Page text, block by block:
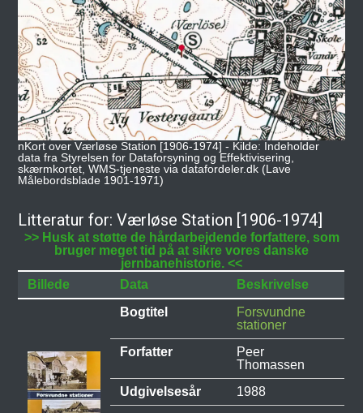
nKort over Værløse Station [1906-1974] - Kilde: Indeholder
data fra Styrelsen for Dataforsyning og Effektivisering,
skærmkortet, WMS-tjeneste via datafordeler.dk (Lave
Målebordsblade 1901-1971)
Litteratur for: Værløse Station [1906-1974]
>> Husk at støtte de hårdarbejdende forfattere, som
bruger meget tid på at sikre vores danske
jernbanehistorie. <<
Billede
Data
Beskrivelse
Bogtitel
Forsvundne
stationer
Forfatter
Peer
Thomassen
Udgivelsesår
1988